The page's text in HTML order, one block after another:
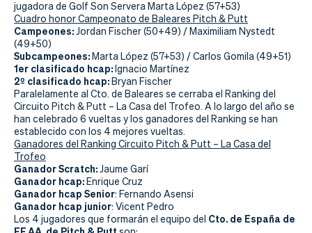
jugadora de Golf Son Servera Marta López (57+53)
Cuadro honor Campeonato de Baleares Pitch & Putt
Campeones:Jordan Fischer (50+49) / Maximiliam Nystedt
(49+50)
Subcampeones: Marta López (57+53) / Carlos Gomila (49+51)
1er clasificado hcap: Ignacio Martínez
2º clasificado hcap: Bryan Fischer
Paralelamente al Cto. de Baleares se cerraba el Ranking del
Circuito Pitch & Putt – La Casa del Trofeo. A lo largo del año se
han celebrado 6 vueltas y los ganadores del Ranking se han
establecido con los 4 mejores vueltas.
Ganadores del Ranking Circuito Pitch & Putt – La Casa del
Trofeo
Ganador Scratch:Jaume Garí
Ganador hcap: Enrique Cruz
Ganador hcap Senior: Fernando Asensi
Ganador hcap junior: Vicent Pedro
Los 4 jugadores que formarán el equipo del Cto. de España de